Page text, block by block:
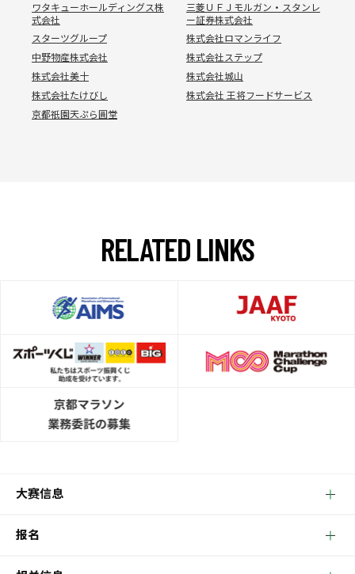
ワタキューホールディングス株
式会社
三菱ＵＦＪモルガン・スタンレ
ー証券株式会社
スターツグループ
株式会社ロマンライフ
中野物産株式会社
株式会社ステップ
株式会社美十
株式会社城山
株式会社たけびし
株式会社 王将フードサービス
京都祇園天ぷら圓堂
RELATEDLINKS
大赛信息
报名